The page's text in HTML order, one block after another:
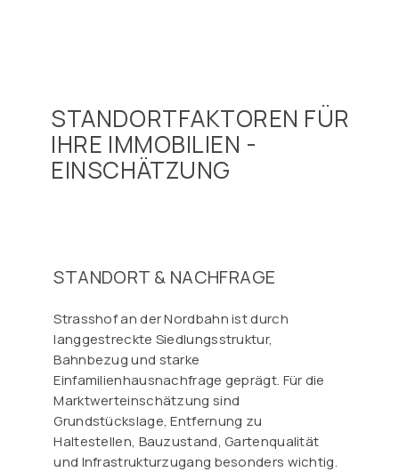
STANDORTFAKTOREN FÜR
IHRE IMMOBILIEN -
EINSCHÄTZUNG
STANDORT & NACHFRAGE
Strasshof an der Nordbahn ist durch
langgestreckte Siedlungsstruktur,
Bahnbezug und starke
Einfamilienhausnachfrage geprägt. Für die
Marktwerteinschätzung sind
Grundstückslage, Entfernung zu
Haltestellen, Bauzustand, Gartenqualität
und Infrastrukturzugang besonders wichtig.